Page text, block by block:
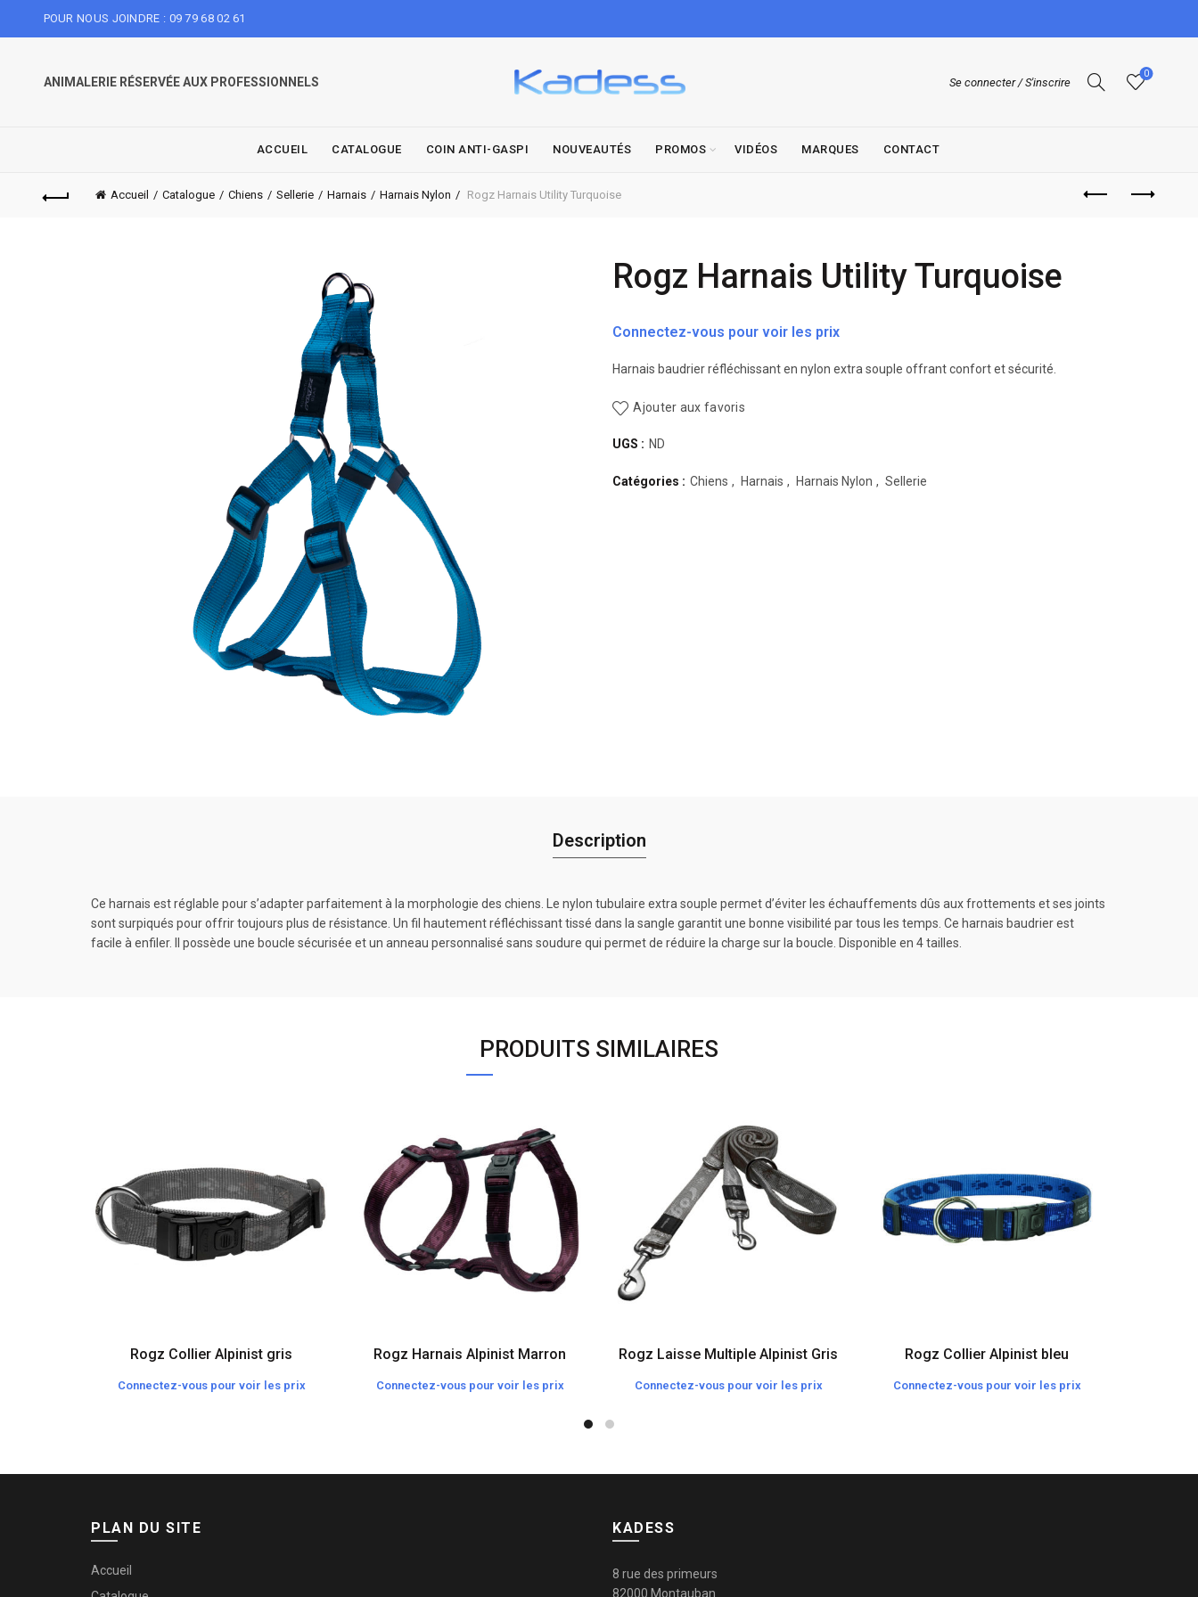
POUR NOUS JOINDRE : 09 79 68 02 61
ANIMALERIE RÉSERVÉE AUX PROFESSIONNELS Se connecter / S'inscrire
0
ACCUEIL CATALOGUE COIN ANTI-GASPI NOUVEAUTÉS PROMOS VIDÉOS MARQUES CONTACT
Accueil Catalogue Chiens Sellerie Harnais Harnais Nylon Rogz Harnais Utility Turquoise
Rogz Harnais Utility Turquoise
Connectez-vous pour voir les prix
Harnais baudrier réfléchissant en nylon extra souple offrant confort et sécurité.
Ajouter aux favoris
UGS : ND
Catégories : Chiens , Harnais , Harnais Nylon , Sellerie
Description
Ce harnais est réglable pour s’adapter parfaitement à la morphologie des chiens. Le nylon tubulaire extra souple permet d’éviter les échauffements dûs aux frottements et ses joints
sont surpiqués pour offrir toujours plus de résistance. Un fil hautement réfléchissant tissé dans la sangle garantit une bonne visibilité par tous les temps. Ce harnais baudrier est
facile à enfiler. Il possède une boucle sécurisée et un anneau personnalisé sans soudure qui permet de réduire la charge sur la boucle. Disponible en 4 tailles.
PRODUITS SIMILAIRES
Rogz Collier Alpinist gris
Connectez-vous pour voir les prix
Rogz Harnais Alpinist Marron
Connectez-vous pour voir les prix
Rogz Laisse Multiple Alpinist Gris
Connectez-vous pour voir les prix
Rogz Collier Alpinist bleu
Connectez-vous pour voir les prix
PLAN DU SITE
Accueil
KADESS
8 rue des primeurs
82000 Montauban